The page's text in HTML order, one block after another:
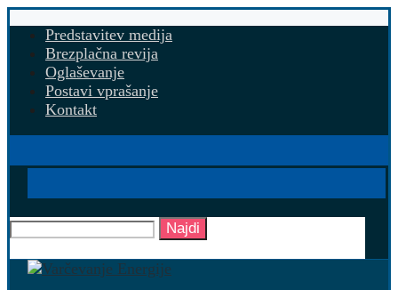
Predstavitev medija
Brezplačna revija
Oglaševanje
Postavi vprašanje
Kontakt
Najdi